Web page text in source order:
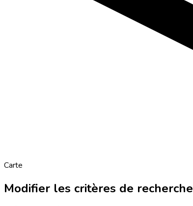
Carte
Modifier les critères de recherche